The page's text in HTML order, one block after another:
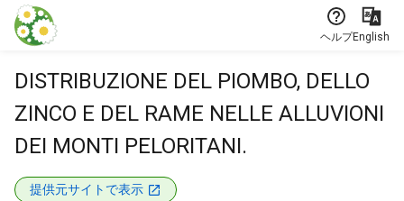
本文に飛ぶ
ヘルプEnglish
DISTRIBUZIONE DEL PIOMBO, DELLO
ZINCO E DEL RAME NELLE ALLUVIONI
DEI MONTI PELORITANI.
提供元サイトで表示